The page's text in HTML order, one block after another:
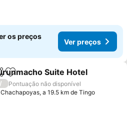
os preços
Ver preços
Adicionar aos favoritos
Suite Hotel
/
Pontuação não disponível
Chachapoyas, a 19.5 km de Tingo